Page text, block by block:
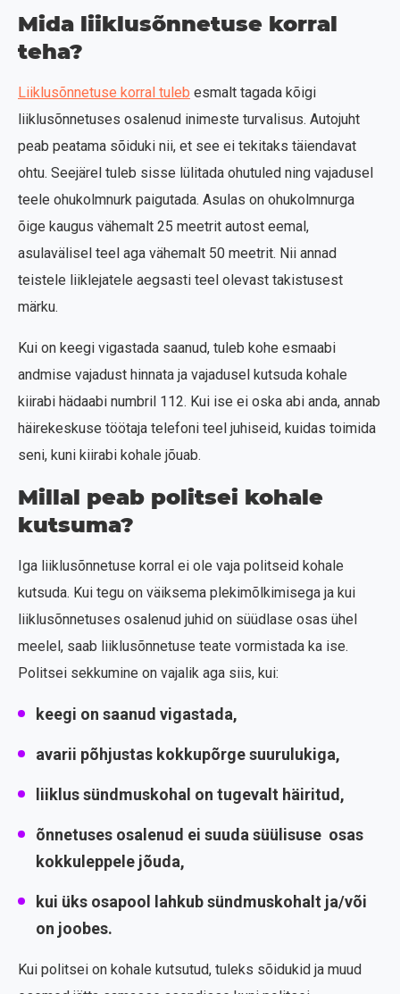
Mida liiklusõnnetuse korral
teha?
Liiklusõnnetuse korral tuleb esmalt tagada kõigi
liiklusõnnetuses osalenud inimeste turvalisus. Autojuht
peab peatama sõiduki nii, et see ei tekitaks täiendavat
ohtu. Seejärel tuleb sisse lülitada ohutuled ning vajadusel
teele ohukolmnurk paigutada. Asulas on ohukolmnurga
õige kaugus vähemalt 25 meetrit autost eemal,
asulavälisel teel aga vähemalt 50 meetrit. Nii annad
teistele liiklejatele aegsasti teel olevast takistusest
märku.
Kui on keegi vigastada saanud, tuleb kohe esmaabi
andmise vajadust hinnata ja vajadusel kutsuda kohale
kiirabi hädaabi numbril 112. Kui ise ei oska abi anda, annab
häirekeskuse töötaja telefoni teel juhiseid, kuidas toimida
seni, kuni kiirabi kohale jõuab.
Millal peab politsei kohale
kutsuma?
Iga liiklusõnnetuse korral ei ole vaja politseid kohale
kutsuda. Kui tegu on väiksema plekimõlkimisega ja kui
liiklusõnnetuses osalenud juhid on süüdlase osas ühel
meelel, saab liiklusõnnetuse teate vormistada ka ise.
Politsei sekkumine on vajalik aga siis, kui:
keegi on saanud vigastada,
avarii põhjustas kokkupõrge suurulukiga,
liiklus sündmuskohal on tugevalt häiritud,
õnnetuses osalenud ei suuda süülisuse osas
kokkuleppele jõuda,
kui üks osapool lahkub sündmuskohalt ja/või
on joobes.
Kui politsei on kohale kutsutud, tuleks sõidukid ja muud